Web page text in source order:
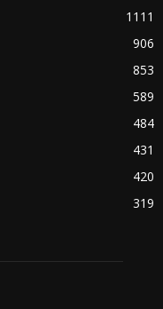
1111
906
853
589
484
431
420
319